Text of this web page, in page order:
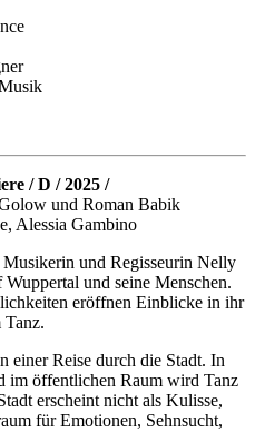
/ D / 2025 /
und Roman Babik
Alessia Gambino
und Regisseurin Nelly
und seine Menschen.
eröffnen Einblicke in ihr
Tanz.
einer Reise durch die Stadt. In
im öffentlichen Raum wird Tanz
erscheint nicht als Kulisse,
für Emotionen, Sehnsucht,